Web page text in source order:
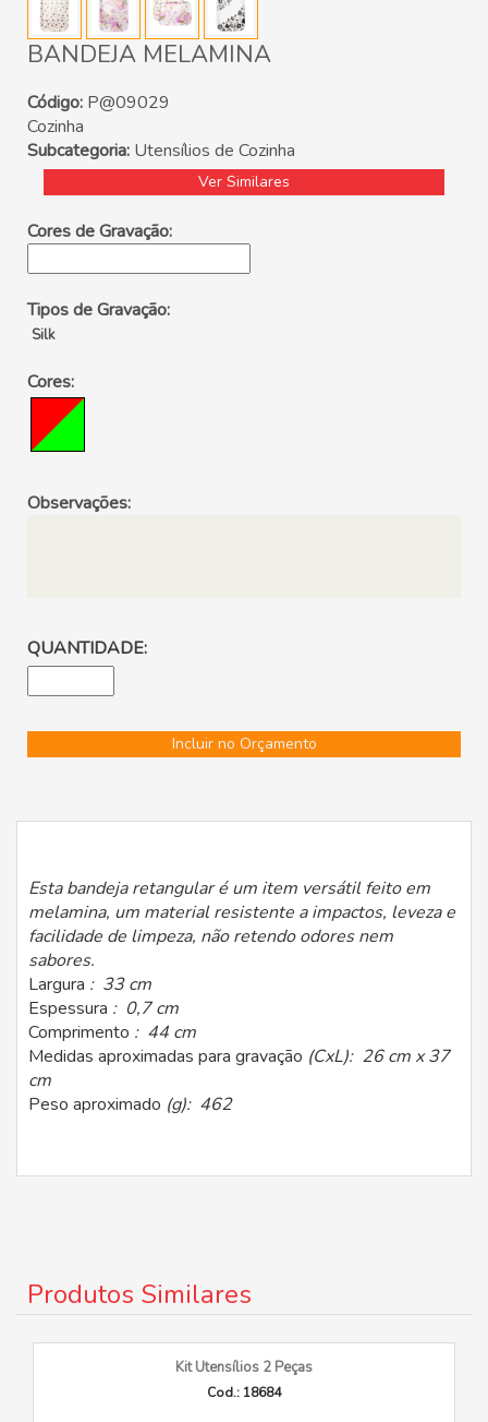
BANDEJA MELAMINA
Código: P@09029
Cozinha
Subcategoria: Utensílios de Cozinha
Ver Similares
Cores de Gravação:
Tipos de Gravação:
Silk
Cores:
Observações:
QUANTIDADE:
Incluir no Orçamento
Esta bandeja retangular é um item versátil feito em
melamina, um material resistente a impactos, leveza e
facilidade de limpeza, não retendo odores nem
sabores.
Largura : 33 cm
Espessura : 0,7 cm
Comprimento : 44 cm
Medidas aproximadas para gravação (CxL): 26 cm x 37
cm
Peso aproximado (g): 462
Produtos Similares
Kit Utensílios 2 Peças
Cod.: 18684